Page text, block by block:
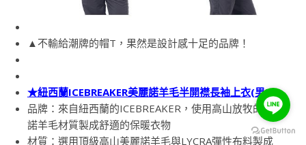
▲不輸給潮牌的帽T，果然是設計感十足的品牌！
★紐西蘭ICEBREAKER美麗諾羊毛半開襟長袖上衣(男)
品牌：來自紐西蘭的ICEBREAKER，使用高山放牧的美麗
諾羊毛材質製成舒適的保暖衣物
材質：選用頂級高山美麗諾羊毛與LYCRA彈性布料製成